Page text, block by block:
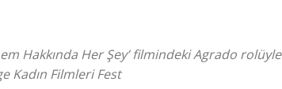
Hakkında Her Şey’ filmindeki Agrado rolüyle
Kadın Filmleri Fest